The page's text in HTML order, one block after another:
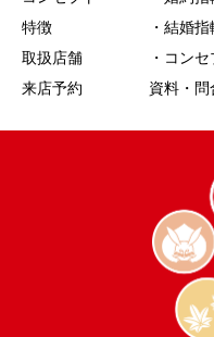
特徴
取扱店舗
来店予約
・結婚指
・コン
資料・問